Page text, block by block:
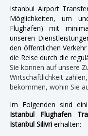
Istanbul Airport
Möglichkeiten, um
Flughafen) mit
unseren
den öffentlichen
die Reise durch die
Sie können auf unsere
Wirtschaftlichkeit
bekommen, wohin Sie
Im Folgenden sind
Istanbul Flughafen
Istanbul Silivri erhalten: